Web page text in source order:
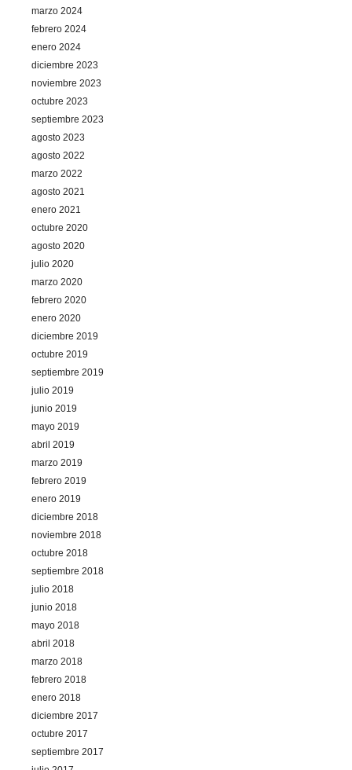
marzo 2024
febrero 2024
enero 2024
diciembre 2023
noviembre 2023
octubre 2023
septiembre 2023
agosto 2023
agosto 2022
marzo 2022
agosto 2021
enero 2021
octubre 2020
agosto 2020
julio 2020
marzo 2020
febrero 2020
enero 2020
diciembre 2019
octubre 2019
septiembre 2019
julio 2019
junio 2019
mayo 2019
abril 2019
marzo 2019
febrero 2019
enero 2019
diciembre 2018
noviembre 2018
octubre 2018
septiembre 2018
julio 2018
junio 2018
mayo 2018
abril 2018
marzo 2018
febrero 2018
enero 2018
diciembre 2017
octubre 2017
septiembre 2017